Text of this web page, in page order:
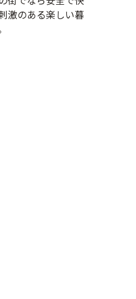
激のある楽しい暮